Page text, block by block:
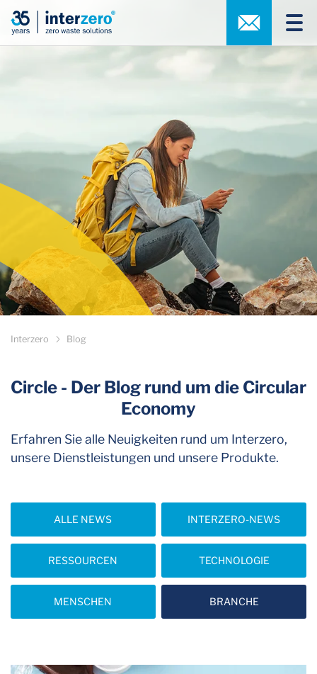
Interzero Blog
Circle - Der Blog rund um die Circular
Economy
Erfahren Sie alle Neuigkeiten rund um Interzero,
unsere Dienstleistungen und unsere Produkte.
ALLE NEWS INTERZERO-NEWS
RESSOURCEN TECHNOLOGIE
MENSCHEN BRANCHE